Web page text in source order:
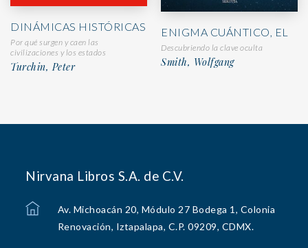
DINÁMICAS HISTÓRICAS
Por qué surgen y caen las
civilizaciones y los estados
Turchin, Peter
ENIGMA CUÁNTICO, EL
Descubriendo la clave oculta
Smith, Wolfgang
Nirvana Libros S.A. de C.V.
Av. Michoacán 20, Módulo 27 Bodega 1, Colonia
Renovación, Iztapalapa, C.P. 09209, CDMX.